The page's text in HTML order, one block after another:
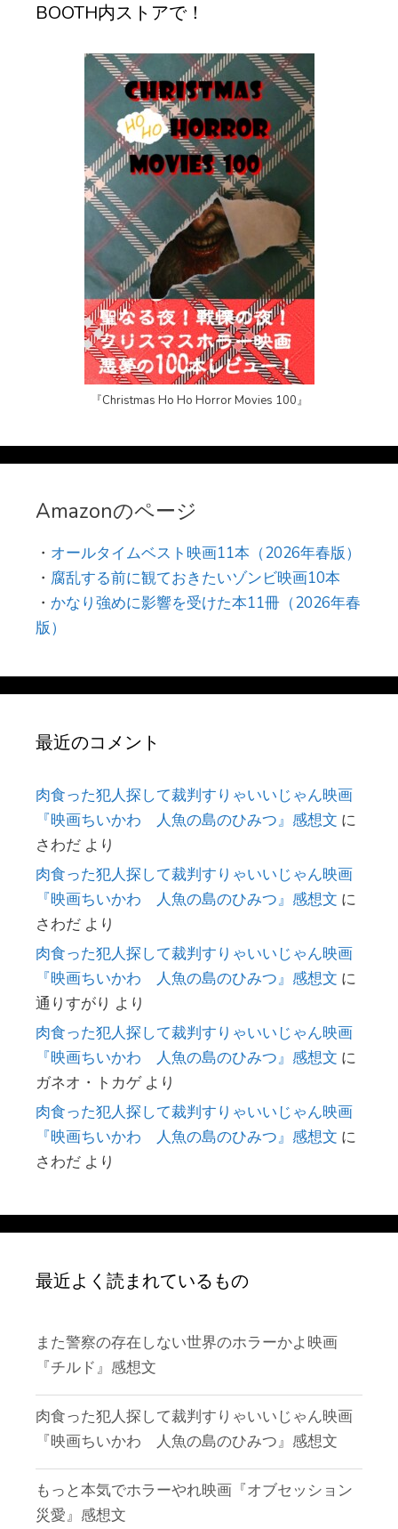
BOOTH内ストアで！
『Christmas Ho Ho Horror Movies 100』
Amazonのページ
・ オールタイムベスト映画11本（2026年春版）
・ 腐乱する前に観ておきたいゾンビ映画10本
・ かなり強めに影響を受けた本11冊（2026年春
版）
最近のコメント
肉食った犯人探して裁判すりゃいいじゃん映画
『映画ちいかわ 人魚の島のひみつ』感想文 に
さわだ より
肉食った犯人探して裁判すりゃいいじゃん映画
『映画ちいかわ 人魚の島のひみつ』感想文 に
さわだ より
肉食った犯人探して裁判すりゃいいじゃん映画
『映画ちいかわ 人魚の島のひみつ』感想文 に
通りすがり より
肉食った犯人探して裁判すりゃいいじゃん映画
『映画ちいかわ 人魚の島のひみつ』感想文 に
ガネオ・トカゲより
肉食った犯人探して裁判すりゃいいじゃん映画
『映画ちいかわ 人魚の島のひみつ』感想文 に
さわだ より
最近よく読まれているもの
また警察の存在しない世界のホラーかよ映画
『チルド』感想文
肉食った犯人探して裁判すりゃいいじゃん映画
『映画ちいかわ 人魚の島のひみつ』感想文
もっと本気でホラーやれ映画『オブセッション
災愛』感想文